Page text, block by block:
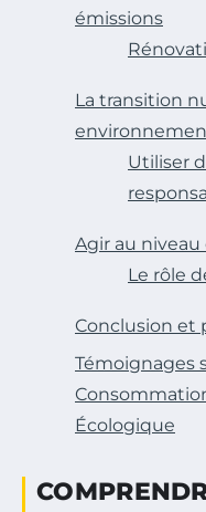
émissions
La transition
Utiliser
Agir au
Le rôle
Conclusion et
Témoignages
Écologique